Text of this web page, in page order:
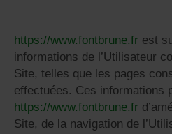
https://www.fontbrune.fr est
informations de l’Utilisateur
Site, telles que les pages
effectuées. Ces informations
https://www.fontbrune.fr
Site, de la navigation de